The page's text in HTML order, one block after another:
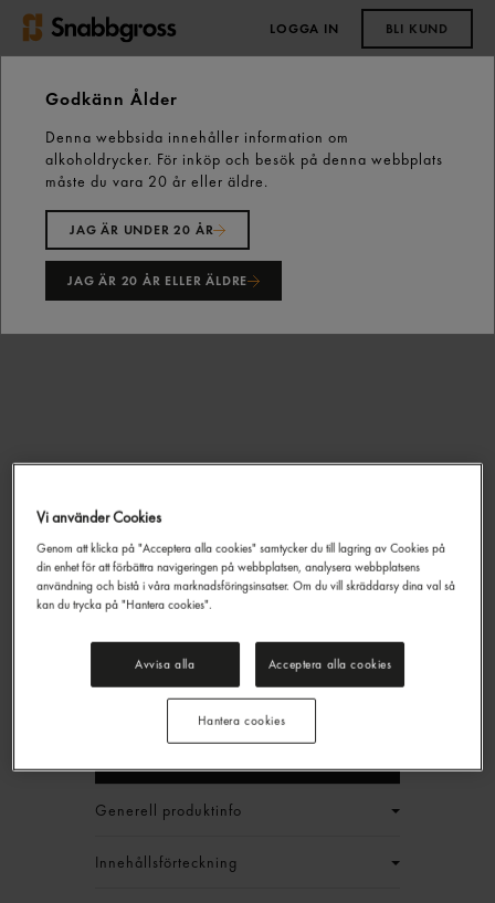
LOGGA IN BLI KUND
Start Vårt sortiment Fryst
Fågel
Kycklingspett 2,4kg Gastrino
Kycklingspett
Gastrino
1 199,60 kr/låda
Jmf.pris : 124,97 kr /kg
EAN:
17311043012494
Generell produktinfo
Innehållsförteckning
Godkänn Ålder
Denna webbsida innehåller information om
alkoholdrycker. För inköp och besök på denna webbplats
måste du vara 20 år eller äldre.
JAG ÄR UNDER 20 ÅR
JAG ÄR 20 ÅR ELLER ÄLDRE
Vi använder Cookies
Genom att klicka på "Acceptera alla cookies" samtycker du till lagring av Cookies på
din enhet för att förbättra navigeringen på webbplatsen, analysera webbplatsens
användning och bistå i våra marknadsföringsinsatser. Om du vill skräddarsy dina val så
kan du trycka på "Hantera cookies".
Avvisa alla Acceptera alla cookies
Hantera cookies